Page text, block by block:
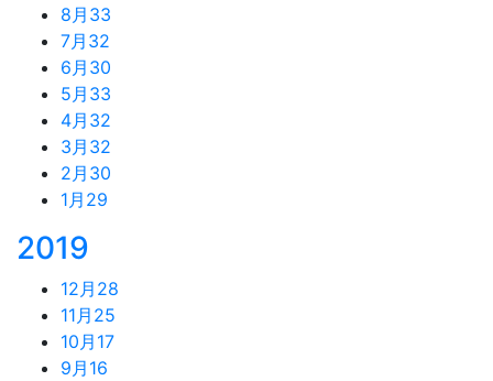
8月 33
7月 32
6月 30
5月 33
4月 32
3月 32
2月 30
1月 29
2019
12月 28
11月 25
10月 17
9月 16